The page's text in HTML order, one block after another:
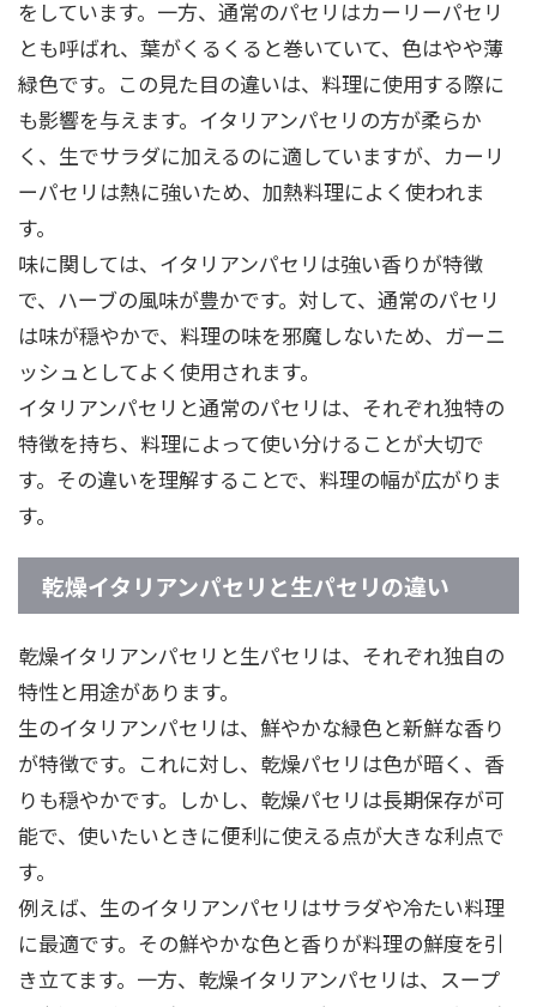
をしています。一方、通常のパセリはカーリーパセリ
とも呼ばれ、葉がくるくると巻いていて、色はやや薄
緑色です。この見た目の違いは、料理に使用する際に
も影響を与えます。イタリアンパセリの方が柔らか
く、生でサラダに加えるのに適していますが、カーリ
ーパセリは熱に強いため、加熱料理によく使われま
す。
味に関しては、イタリアンパセリは強い香りが特徴
で、ハーブの風味が豊かです。対して、通常のパセリ
は味が穏やかで、料理の味を邪魔しないため、ガーニ
ッシュとしてよく使用されます。
イタリアンパセリと通常のパセリは、それぞれ独特の
特徴を持ち、料理によって使い分けることが大切で
す。その違いを理解することで、料理の幅が広がりま
す。
乾燥イタリアンパセリと生パセリの違い
乾燥イタリアンパセリと生パセリは、それぞれ独自の
特性と用途があります。
生のイタリアンパセリは、鮮やかな緑色と新鮮な香り
が特徴です。これに対し、乾燥パセリは色が暗く、香
りも穏やかです。しかし、乾燥パセリは長期保存が可
能で、使いたいときに便利に使える点が大きな利点で
す。
例えば、生のイタリアンパセリはサラダや冷たい料理
に最適です。その鮮やかな色と香りが料理の鮮度を引
き立てます。一方、乾燥イタリアンパセリは、スープ